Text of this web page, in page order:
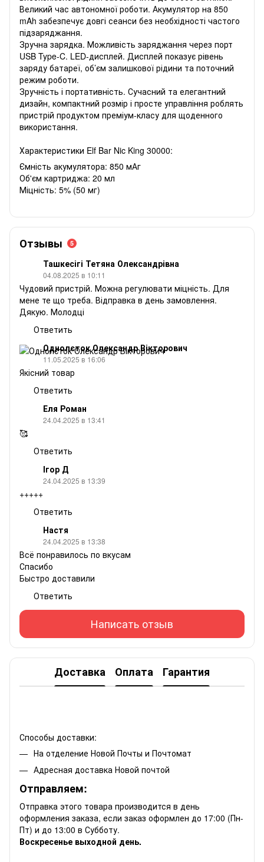
Великий час автономної роботи. Акумулятор на 850
mAh забезпечує довгі сеанси без необхідності частого
підзаряджання.
Зручна зарядка. Можливість заряджання через порт
USB Type-C. LED-дисплей. Дисплей показує рівень
заряду батареї, об’єм залишкової рідини та поточний
режим роботи.
Зручність і портативність. Сучасний та елегантний
дизайн, компактний розмір і просте управління роблять
пристрій продуктом преміум-класу для щоденного
використання.
Характеристики Elf Bar Nic King 30000:
Ємність акумулятора: 850 мАг
Об'єм картриджа: 20 мл
Міцність: 5% (50 мг)
Отзывы 5
Ташкесігі Тетяна Олександрівна
04.08.2025 в 10:11
Чудовий пристрій. Можна регулювати міцність. Для
мене те що треба. Відправка в день замовлення.
Дякую. Молодці
Ответить
Однолєток Олександр Вікторович
11.05.2025 в 16:06
Якісний товар
Ответить
Еля Роман
24.04.2025 в 13:41
🥰
Ответить
Ігор Д
24.04.2025 в 13:39
+++++
Ответить
Настя
24.04.2025 в 13:38
Всё понравилось по вкусам
Спасибо
Быстро доставили
Ответить
Написать отзыв
Доставка Оплата Гарантия
Способы доставки:
На отделение Новой Почты и Почтомат
Адресная доставка Новой почтой
Отправляем:
Отправка этого товара производится в день
оформления заказа, если заказ оформлен до 17:00 (Пн-
Пт) и до 13:00 в Субботу.
Воскресенье выходной день.